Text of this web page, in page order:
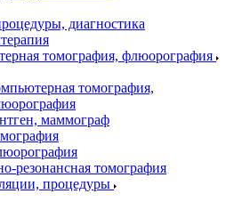
диагностика
томография, флюорография
томография,
маммограф
резонансная томография
процедуры